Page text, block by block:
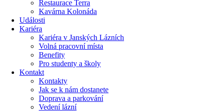
Restaurace Terra
Kavárna Kolonáda
Události
Kariéra
Kariéra v Janských Lázních
Volná pracovní místa
Benefity
Pro studenty a školy
Kontakt
Kontakty
Jak se k nám dostanete
Doprava a parkování
Vedení lázní